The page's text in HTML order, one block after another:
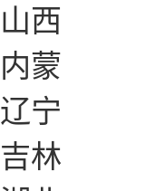
山西
内蒙
辽宁
吉林